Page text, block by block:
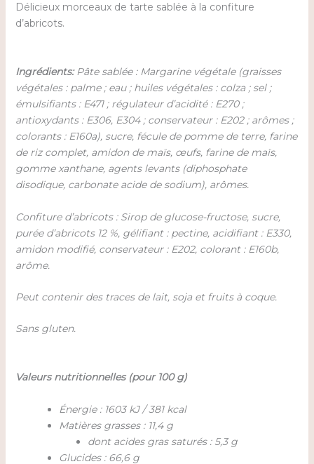
Délicieux morceaux de tarte sablée à la confiture
d’abricots.
Ingrédients:Pâte sablée : Margarine végétale (graisses
végétales : palme ; eau ; huiles végétales : colza ; sel ;
émulsifiants : E471 ; régulateur d’acidité : E270 ;
antioxydants : E306, E304 ; conservateur : E202 ; arômes ;
colorants : E160a), sucre, fécule de pomme de terre, farine
de riz complet, amidon de maïs, œufs, farine de maïs,
gomme xanthane, agents levants (diphosphate
disodique, carbonate acide de sodium), arômes.
Confiture d’abricots : Sirop de glucose-fructose, sucre,
purée d’abricots 12 %, gélifiant : pectine, acidifiant : E330,
amidon modifié, conservateur : E202, colorant : E160b,
arôme.
Peut contenir des traces de lait, soja et fruits à coque.
Sans gluten.
Valeurs nutritionnelles (pour 100 g)
Énergie : 1603 kJ / 381 kcal
Matières grasses : 11,4 g
dont acides gras saturés : 5,3 g
Glucides : 66,6 g